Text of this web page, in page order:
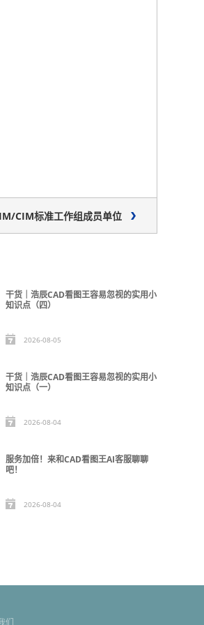
CIM标准工作组成员单位
干货｜浩辰CAD看图王容易忽视的实用小
知识点（四）
2026-08-05
干货｜浩辰CAD看图王容易忽视的实用小
知识点（一）
2026-08-04
服务加倍！来和CAD看图王AI客服聊聊
吧！
2026-08-04